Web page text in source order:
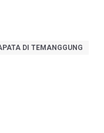
DI TEMANGGUNG